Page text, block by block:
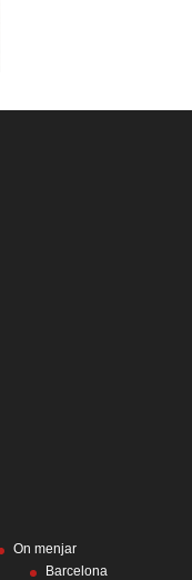
On menjar
Barcelona